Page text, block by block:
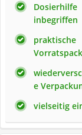
Dosierhilfe
inbegriffen
praktische
e
vielseitig